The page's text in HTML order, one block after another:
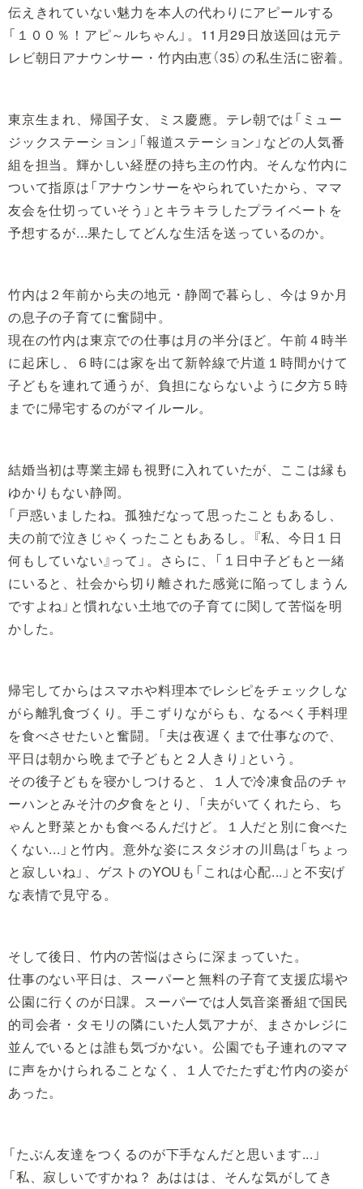
伝えきれていない魅力を本人の代わりにアピールする
「１００％！アピ～ルちゃん」。11月29日放送回は元テ
レビ朝日アナウンサー・竹内由恵（35）の私生活に密着。
東京生まれ、帰国子女、ミス慶應。テレ朝では「ミュー
ジックステーション」「報道ステーション」などの人気番
組を担当。輝かしい経歴の持ち主の竹内。そんな竹内に
ついて指原は「アナウンサーをやられていたから、ママ
友会を仕切っていそう」とキラキラしたプライベートを
予想するが...果たしてどんな生活を送っているのか。
竹内は２年前から夫の地元・静岡で暮らし、今は９か月
の息子の子育てに奮闘中。
現在の竹内は東京での仕事は月の半分ほど。午前４時半
に起床し、６時には家を出て新幹線で片道１時間かけて
子どもを連れて通うが、負担にならないように夕方５時
までに帰宅するのがマイルール。
結婚当初は専業主婦も視野に入れていたが、ここは縁も
ゆかりもない静岡。
「戸惑いましたね。孤独だなって思ったこともあるし、
夫の前で泣きじゃくったこともあるし。『私、今日１日
何もしていない』って」。さらに、「１日中子どもと一緒
にいると、社会から切り離された感覚に陥ってしまうん
ですよね」と慣れない土地での子育てに関して苦悩を明
かした。
帰宅してからはスマホや料理本でレシピをチェックしな
がら離乳食づくり。手こずりながらも、なるべく手料理
を食べさせたいと奮闘。「夫は夜遅くまで仕事なので、
平日は朝から晩まで子どもと２人きり」という。
その後子どもを寝かしつけると、１人で冷凍食品のチャ
ーハンとみそ汁の夕食をとり、「夫がいてくれたら、ち
ゃんと野菜とかも食べるんだけど。１人だと別に食べた
くない...」と竹内。意外な姿にスタジオの川島は「ちょっ
と寂しいね」、ゲストのYOUも「これは心配...」と不安げ
な表情で見守る。
そして後日、竹内の苦悩はさらに深まっていた。
仕事のない平日は、スーパーと無料の子育て支援広場や
公園に行くのが日課。スーパーでは人気音楽番組で国民
的司会者・タモリの隣にいた人気アナが、まさかレジに
並んでいるとは誰も気づかない。公園でも子連れのママ
に声をかけられることなく、１人でたたずむ竹内の姿が
あった。
「たぶん友達をつくるのが下手なんだと思います...」
「私、寂しいですかね？ あははは、そんな気がしてき